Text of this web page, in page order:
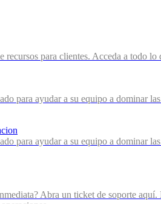
recursos para clientes. Acceda a todo
para ayudar a su equipo a dominar
para ayudar a su equipo a dominar
Abra un ticket de soporte